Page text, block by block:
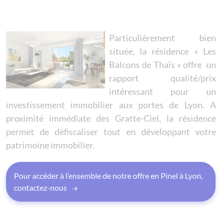
Particulièrement bien
située, la résidence « Les
Balcons de Thaïs » offre un
rapport qualité/prix
intéressant pour un
investissement immobilier aux portes de Lyon. A
proximité immédiate des Gratte-Ciel, la résidence
permet de défiscaliser tout en développant votre
patrimoine immobilier.
Pour accéder à l’ensemble de notre offre en Pinel à Lyon,
contactez-nous